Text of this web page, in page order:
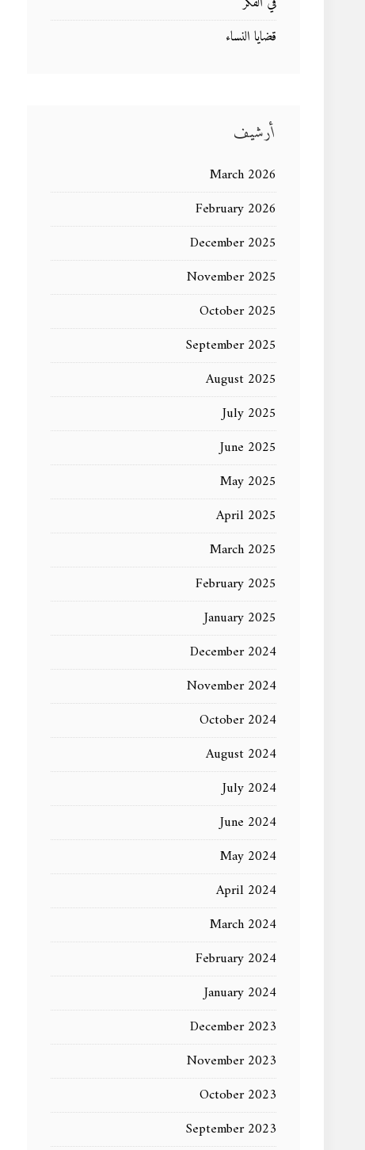
قضايا النساء
أرشيف
March 2026
February 2026
December 2025
November 2025
October 2025
September 2025
August 2025
July 2025
June 2025
May 2025
April 2025
March 2025
February 2025
January 2025
December 2024
November 2024
October 2024
August 2024
July 2024
June 2024
May 2024
April 2024
March 2024
February 2024
January 2024
December 2023
November 2023
October 2023
September 2023